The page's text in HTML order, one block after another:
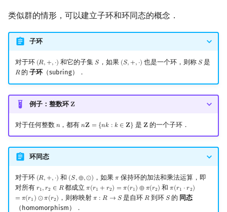
回文树
序列自动机
最小表示法
Lyndon 分解
Main–Lorentz 算法
二次剩余
阶 & 原根
离散对数
高次剩余 & 单位根
数论分块
狄利克雷卷积
莫比乌斯反演
杜教筛
形式幂级数环
形式洛朗级数环
中国剩余定理
应用：Lagrange 插值公式
参考资料和注释
可持久化数据结构
树套树
K-D Tree
动态树
析合树
PQ 树
手指树
霍夫曼树
欧拉图
哈密顿图
二分图
平面图
弦图
图的着色
网络流
图的匹配
Kahan 求和
珂朵莉树/颜色段均摊
空间优化简介
类似群的情形，可以建立子环和环同态的概念．
子环
对于环 (𝑅, +, ⋅)
(R,+ ⋅) 和它的子集𝑆
S，如果 (𝑆, +, ⋅)
(S,+ ⋅) 也是一个环，则称𝑆
S是
𝑅
R的子环 （subring）．
例子：整数环 𝐙
Z
对于任何整数 𝑛
n，都有𝑛𝐙 = {𝑛𝑘 : 𝑘 ∈ 𝐙}
nZ= {n k:k∈Z} 是 𝐙
Z的一个子环．
环同态
对于环 (𝑅, +, ⋅)
(R,+ ⋅) 和 (𝑆,⊕,⊙)
(S,⊕,⊙) ，如果𝜋
π 保持环的加法和乘法运算，即
对所有 𝑟1,𝑟2 ∈ 𝑅
r1,r2∈R 都成立𝜋(𝑟1 + 𝑟2) = 𝜋(𝑟1) ⊕𝜋(𝑟2)
π(r1 +r2)=π (r1)⊕π(r 2) 和𝜋(𝑟1 ⋅𝑟2)
= 𝜋(𝑟1 ) ⊙𝜋(𝑟2)
π(r1 r 2)=π
，则称映射 𝜋 : 𝑅 → 𝑆
π R→ S 是自环 𝑅
R到环 𝑆
S的 同态
（homomorphism）．